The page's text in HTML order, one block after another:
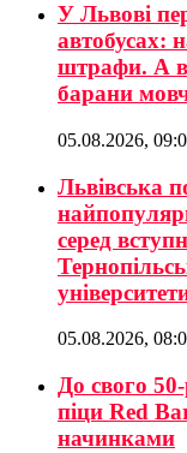
У Львові
автобусах:
штрафи. А в
барани
05.08.2026,
Львівська
серед
05.08.2026,
До свого
піци Red
начинками